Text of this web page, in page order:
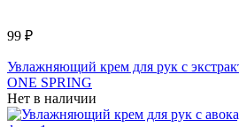
99 ₽
Увлажняющий крем для рук с
ONE SPRING
Нет в наличии